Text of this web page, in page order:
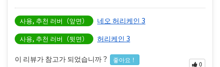
사용, 추천 러버（앞면） 네오 허리케인 3
사용, 추천 러버（뒷면） 허리케인 3
이 리뷰가 참고가 되었습니까？ 좋아요！
0